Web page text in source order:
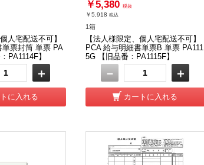
人宅配送不可】
単票封筒 単票 PA
PA1114F】
＋
に入れる
￥5,380 税抜
￥5,918 税込
1箱
【法人様限定、個人宅配送不可】
PCA 給与明細書単票B 単票 PA111
5G 【旧品番：PA1115F】
－ ＋
カートに入れる